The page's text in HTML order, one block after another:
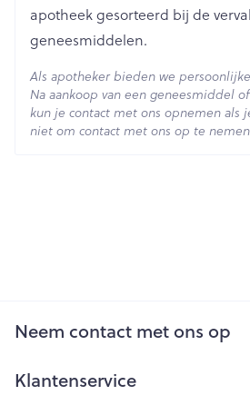
apotheek gesorteerd bij de
geneesmiddelen.
Als apotheker bieden we
Na aankoop van een geneesmiddel
kun je contact met ons opnemen als
niet om contact met ons op te
Neem contact met ons op
Klantenservice